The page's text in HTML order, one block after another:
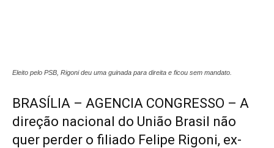
Eleito pelo PSB, Rigoni deu uma guinada para direita e ficou sem mandato.
BRASÍLIA – AGENCIA CONGRESSO – A
direção nacional do União Brasil não
quer perder o filiado Felipe Rigoni, ex-